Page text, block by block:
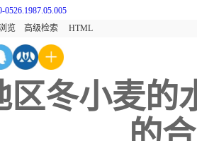
0526.1987.05.005
览 高级检索 HTML
区冬小麦的